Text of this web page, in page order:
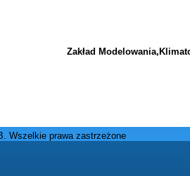
Zakład
Wszelkie prawa zastrzeżone